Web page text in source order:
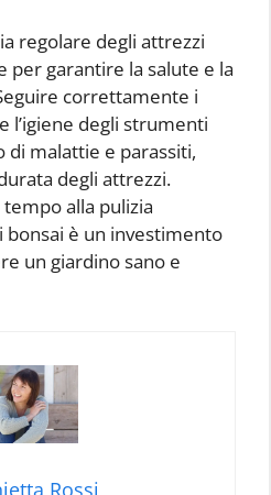
regolare degli attrezzi
per garantire la salute e la
correttamente i
l’igiene degli strumenti
di malattie e parassiti,
degli attrezzi.
alla pulizia
bonsai è un investimento
un giardino sano e
Rossi